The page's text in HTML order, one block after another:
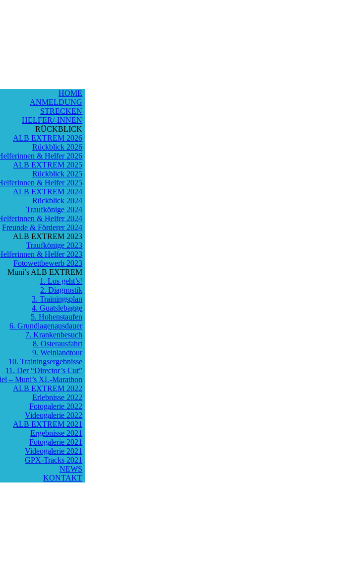
HOME
ANMELDUNG
STRECKEN
HELFER/-INNEN
RÜCKBLICK
ALB EXTREM 2026
Rückblick 2026
& Helfer 2026
ALB EXTREM 2025
Rückblick 2025
& Helfer 2025
ALB EXTREM 2024
Rückblick 2024
Traufkönige 2024
& Helfer 2024
Freunde & Förderer 2024
ALB EXTREM 2023
Traufkönige 2023
& Helfer 2023
Fotowettbewerb 2023
Muni’s ALB EXTREM
1. Los geht’s!
2. Diagnostik
3. Trainingsplan
4. Guatslebagge
5. Hohenstaufen
6. Grundlagenausdauer
7. Krankenbesuch
8. Osterausfahrt
9. Weinlandtour
10. Trainingsergebnisse
11. Der “Director’s Cut”
– Muni’s XL-Marathon
ALB EXTREM 2022
Erlebnisse 2022
Fotogalerie 2022
Videogalerie 2022
ALB EXTREM 2021
Ergebnisse 2021
Fotogalerie 2021
Videogalerie 2021
GPX-Tracks 2021
NEWS
KONTAKT